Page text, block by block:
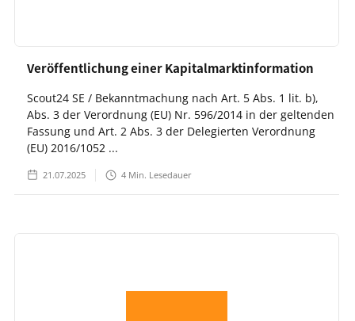
Veröffentlichung einer Kapitalmarktinformation
Scout24 SE / Bekanntmachung nach Art. 5 Abs. 1 lit. b),
Abs. 3 der Verordnung (EU) Nr. 596/2014 in der geltenden
Fassung und Art. 2 Abs. 3 der Delegierten Verordnung
(EU) 2016/1052 ...
21.07.2025 4 Min. Lesedauer